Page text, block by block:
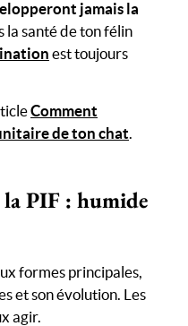
jamais la
la santé de ton félin
est toujours
Comment
de ton chat.
la PIF : humide
formes principales,
et son évolution. Les
agir.